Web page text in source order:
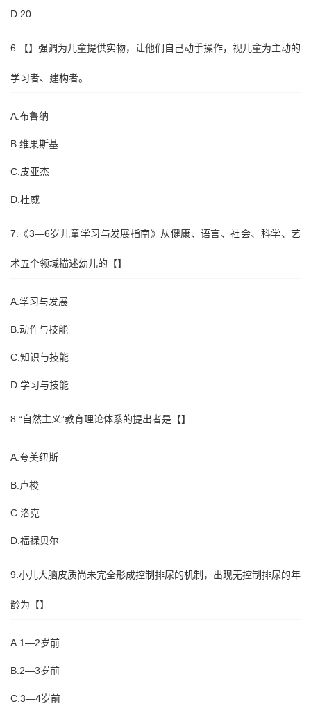
D.20
6.【】强调为儿童提供实物，让他们自己动手操作，视儿童为主动的
学习者、建构者。
A.布鲁纳
B.维果斯基
C.皮亚杰
D.杜威
7.《3—6岁儿童学习与发展指南》从健康、语言、社会、科学、艺
术五个领域描述幼儿的【】
A.学习与发展
B.动作与技能
C.知识与技能
D.学习与技能
8.“自然主义”教育理论体系的提出者是【】
A.夸美纽斯
B.卢梭
C.洛克
D.福禄贝尔
9.小儿大脑皮质尚未完全形成控制排尿的机制，出现无控制排尿的年
龄为【】
A.1—2岁前
B.2—3岁前
C.3—4岁前